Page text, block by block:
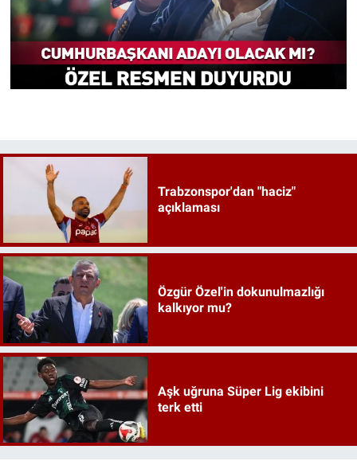
Trabzonspor'dan "haciz"
açıklaması
Özgür Özel'in dokunulmazlığı
kalkıyor mu?
Aşk uğruna Süper Lig ekibini
terk etti